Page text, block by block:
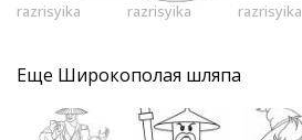
razrisyika razrisyika razrisyika
Еще Широкополая шляпа